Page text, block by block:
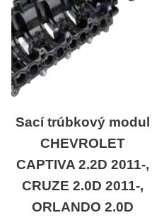
Sací trúbkový modul
CHEVROLET
CAPTIVA 2.2D 2011-,
CRUZE 2.0D 2011-,
ORLANDO 2.0D